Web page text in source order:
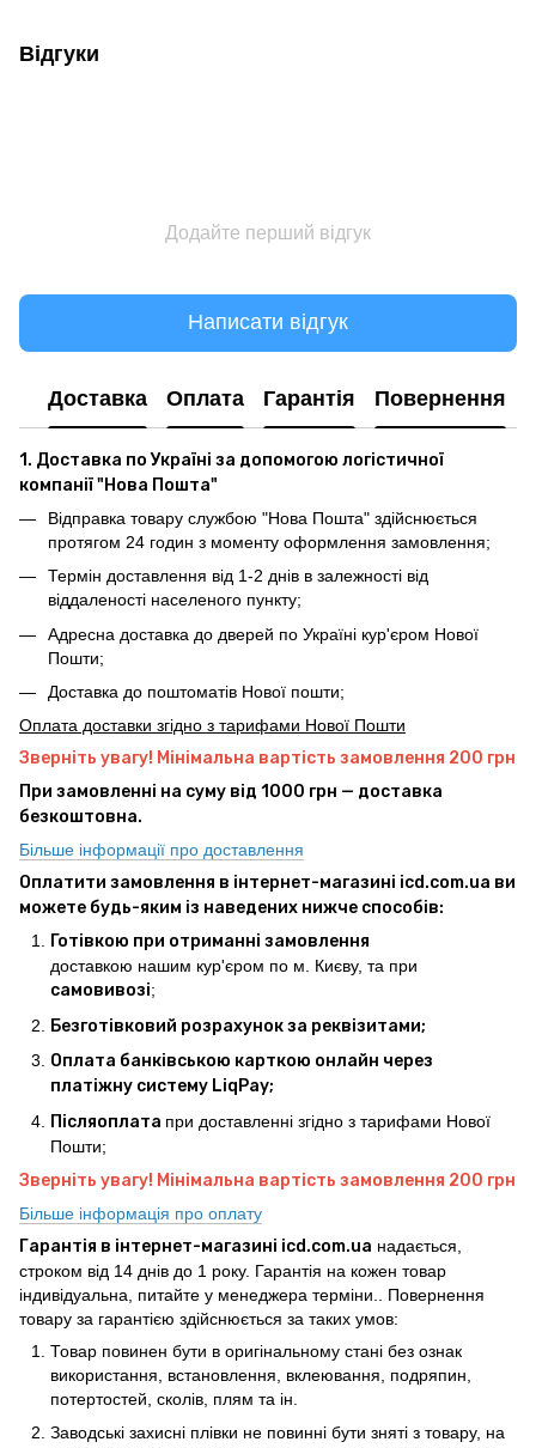
Відгуки
Додайте перший відгук
Написати відгук
Доставка Оплата Гарантія Повернення
1. Доставка по Україні за допомогою логістичної
компанії "Нова Пошта"
Відправка товару службою "Нова Пошта" здійснюється
протягом 24 годин з моменту оформлення замовлення;
Термін доставлення від 1-2 днів в залежності від
віддаленості населеного пункту;
Адресна доставка до дверей по Україні кур'єром Нової
Пошти;
Доставка до поштоматів Нової пошти;
Оплата доставки згідно з тарифами Нової Пошти
Зверніть увагу! Мінімальна вартість замовлення 200 грн
При замовленні на суму від 1000 грн — доставка
безкоштовна.
Більше інформації про доставлення
Оплатити замовлення в інтернет-магазині icd.com.ua ви
можете будь-яким із наведених нижче способів:
Готівкою при отриманні замовлення
доставкою нашим кур'єром по м. Києву, та при
самовивозі;
Безготівковий розрахунок за реквізитами;
Оплата банківською карткою онлайн через
платіжну систему LiqPay;
Післяоплата при доставленні згідно з тарифами Нової
Пошти;
Зверніть увагу! Мінімальна вартість замовлення 200 грн
Більше інформація про оплату
Гарантія в інтернет-магазині icd.com.ua надається,
строком від 14 днів до 1 року. Гарантія на кожен товар
індивідуальна, питайте у менеджера терміни.. Повернення
товару за гарантією здійснюється за таких умов:
Товар повинен бути в оригінальному стані без ознак
використання, встановлення, вклеювання, подряпин,
потертостей, сколів, плям та ін.
Заводські захисні плівки не повинні бути зняті з товару, на